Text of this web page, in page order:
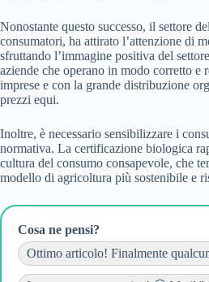
Nonostante questo successo, il settore
consumatori, ha attirato l’attenzione di
sfruttando l’immagine positiva del
aziende che operano in modo corretto e
imprese e con la grande distribuzione
prezzi equi.
Inoltre, è necessario sensibilizzare i
normativa. La certificazione biologica
cultura del consumo consapevole, che
modello di agricoltura più sostenibile e
Cosa ne pensi?
Ottimo articolo! Finalmente